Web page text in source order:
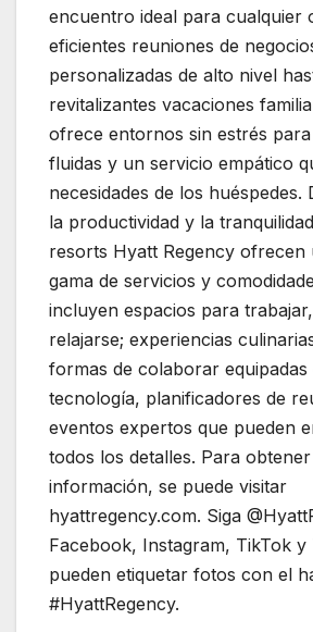
encuentro ideal para cualquier
eficientes reuniones de
personalizadas de alto nivel
revitalizantes vacaciones
ofrece entornos sin estrés
fluidas y un servicio empático
necesidades de los huéspedes.
la productividad y la
resorts Hyatt Regency ofrecen
gama de servicios y
incluyen espacios para
relajarse; experiencias
formas de colaborar
tecnología, planificadores de
eventos expertos que pueden
todos los detalles. Para
información, se puede visitar
hyattregency.com. Siga
Facebook, Instagram, TikTok y
pueden etiquetar fotos con el
#HyattRegency.